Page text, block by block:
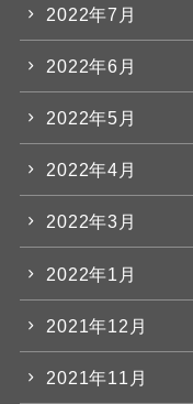
2022年7月
2022年6月
2022年5月
2022年4月
2022年3月
2022年1月
2021年12月
2021年11月